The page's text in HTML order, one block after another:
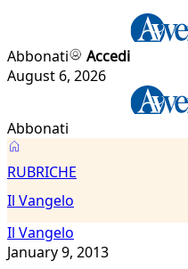
Abbonati
Accedi
August 6, 2026
Abbonati
Il
Vangelo
RUBRICHE
Il Vangelo
Il Vangelo
January 9, 2013